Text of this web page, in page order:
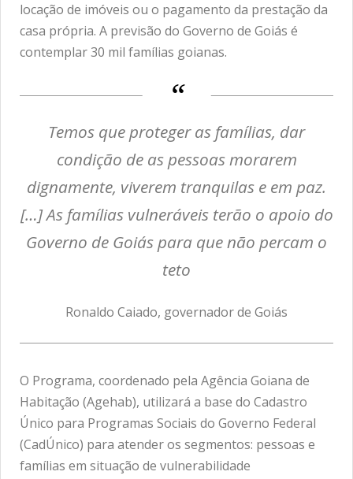
locação de imóveis ou o pagamento da prestação da
casa própria. A previsão do Governo de Goiás é
contemplar 30 mil famílias goianas.
Temos que proteger as famílias, dar
condição de as pessoas morarem
dignamente, viverem tranquilas e em paz.
[…] As famílias vulneráveis terão o apoio do
Governo de Goiás para que não percam o
teto
Ronaldo Caiado, governador de Goiás
O Programa, coordenado pela Agência Goiana de
Habitação (Agehab), utilizará a base do Cadastro
Único para Programas Sociais do Governo Federal
(CadÚnico) para atender os segmentos: pessoas e
famílias em situação de vulnerabilidade